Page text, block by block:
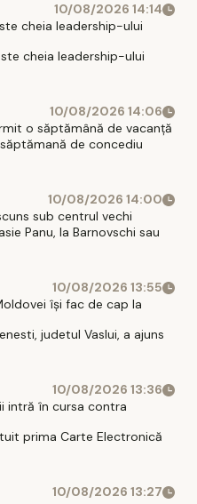
10/08/2026 14:14
cheia leadership-ului
cheia leadership-ului
10/08/2026 14:06
o săptămână de vacanță
de concediu
10/08/2026 14:00
sub centrul vechi
Panu, la Barnovschi sau
10/08/2026 13:55
își fac de cap la
judetul Vaslui, a ajuns
10/08/2026 13:36
intră în cursa contra
prima Carte Electronică
10/08/2026 13:27